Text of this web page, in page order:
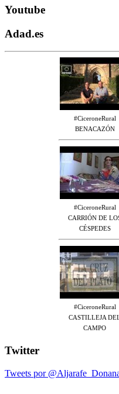
Youtube
Adad.es
#CiceroneRural
BENACAZÓN
#CiceroneRural
CARRIÓN DE
CÉSPEDES
#CiceroneRural
CASTILLEJA
CAMPO
Twitter
Tweets por